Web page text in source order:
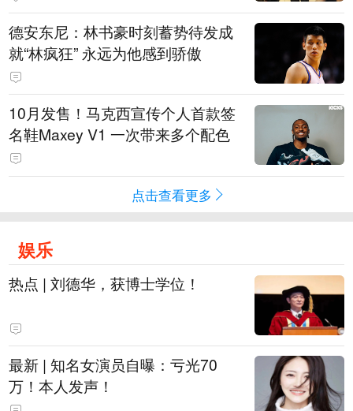
德安东尼：林书豪时刻蓄势待发成
就“林疯狂” 永远为他感到骄傲
10月发售！马克西宣传个人首款签
名鞋Maxey V1 一次带来多个配色
点击查看更多
娱乐
热点 | 刘德华，获博士学位！
最新 | 知名女演员自曝：亏光70
万！本人发声！